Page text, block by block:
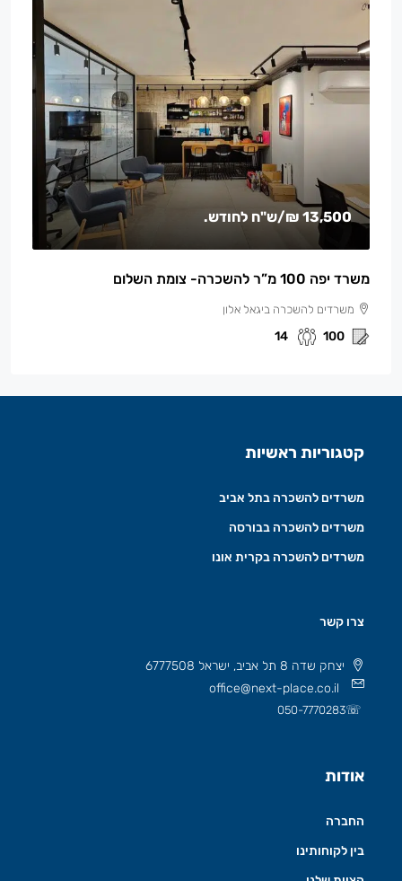
13,500 ₪ /ש"ח לחודש.
משרד יפה 100 מ”ר להשכרה- צומת השלום
משרדים להשכרה ביגאל אלון
100
14
קטגוריות ראשיות
משרדים להשכרה בתל אביב
משרדים להשכרה בבורסה
משרדים להשכרה בקרית אונו
צרו קשר
יצחק שדה 8 תל אביב, ישראל 6777508
office@next-place.co.il
☏
050-7770283
אודות
החברה
בין לקוחותינו